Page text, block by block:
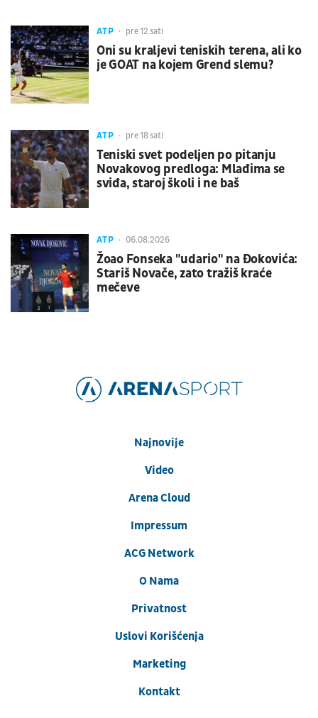
ATP pre 12 sati
Oni su kraljevi teniskih terena, ali ko
je GOAT na kojem Grend slemu?
ATP pre 18 sati
Teniski svet podeljen po pitanju
Novakovog predloga: Mlađima se
sviđa, staroj školi i ne baš
ATP 06.08.2026
Žoao Fonseka "udario" na Đokovića:
Stariš Novače, zato tražiš kraće
mečeve
Najnovije
Video
Arena Cloud
Impressum
ACG Network
O Nama
Privatnost
Uslovi Korišćenja
Marketing
Kontakt